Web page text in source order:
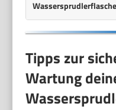
Tipps zur
Wartung